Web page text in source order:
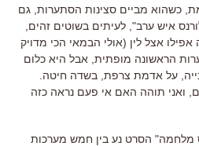
כשהוא מביים סצינות הסתערות, גם
איש ערב", לעיתים בשוטים זהים,
אצל לין (אולי הבמאי הכי מדויק
הראשונה מופתית, אבל היא כלום
על אדמת צרפת, בשדה חיטה.
ואני תוהה האם אי פעם נראה כזה
הסרט נע בין חמש מערכות